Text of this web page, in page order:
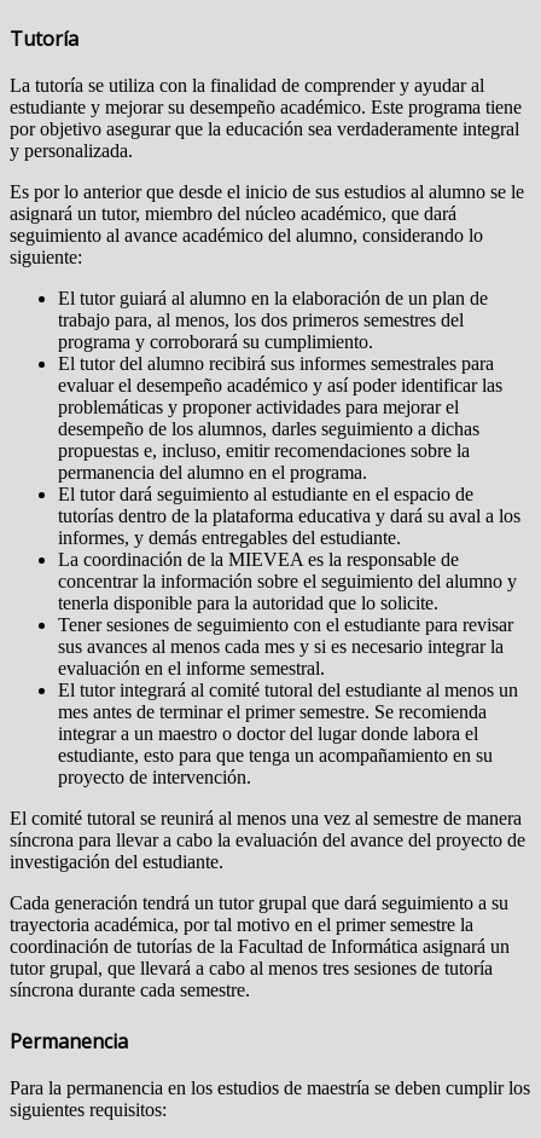
Tutoría
La tutoría se utiliza con la finalidad de comprender y ayudar al
estudiante y mejorar su desempeño académico. Este programa tiene
por objetivo asegurar que la educación sea verdaderamente integral
y personalizada.
Es por lo anterior que desde el inicio de sus estudios al alumno se le
asignará un tutor, miembro del núcleo académico, que dará
seguimiento al avance académico del alumno, considerando lo
siguiente:
El tutor guiará al alumno en la elaboración de un plan de
trabajo para, al menos, los dos primeros semestres del
programa y corroborará su cumplimiento.
El tutor del alumno recibirá sus informes semestrales para
evaluar el desempeño académico y así poder identificar las
problemáticas y proponer actividades para mejorar el
desempeño de los alumnos, darles seguimiento a dichas
propuestas e, incluso, emitir recomendaciones sobre la
permanencia del alumno en el programa.
El tutor dará seguimiento al estudiante en el espacio de
tutorías dentro de la plataforma educativa y dará su aval a los
informes, y demás entregables del estudiante.
La coordinación de la MIEVEA es la responsable de
concentrar la información sobre el seguimiento del alumno y
tenerla disponible para la autoridad que lo solicite.
Tener sesiones de seguimiento con el estudiante para revisar
sus avances al menos cada mes y si es necesario integrar la
evaluación en el informe semestral.
El tutor integrará al comité tutoral del estudiante al menos un
mes antes de terminar el primer semestre. Se recomienda
integrar a un maestro o doctor del lugar donde labora el
estudiante, esto para que tenga un acompañamiento en su
proyecto de intervención.
El comité tutoral se reunirá al menos una vez al semestre de manera
síncrona para llevar a cabo la evaluación del avance del proyecto de
investigación del estudiante.
Cada generación tendrá un tutor grupal que dará seguimiento a su
trayectoria académica, por tal motivo en el primer semestre la
coordinación de tutorías de la Facultad de Informática asignará un
tutor grupal, que llevará a cabo al menos tres sesiones de tutoría
síncrona durante cada semestre.
Permanencia
Para la permanencia en los estudios de maestría se deben cumplir los
siguientes requisitos: